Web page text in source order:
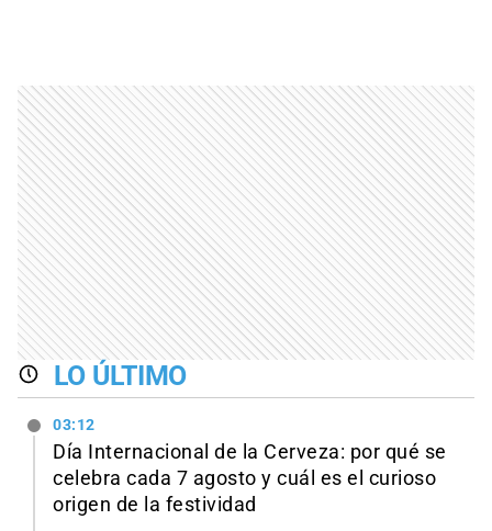
LO ÚLTIMO
03:12
Día Internacional de la Cerveza: por qué se
celebra cada 7 agosto y cuál es el curioso
origen de la festividad